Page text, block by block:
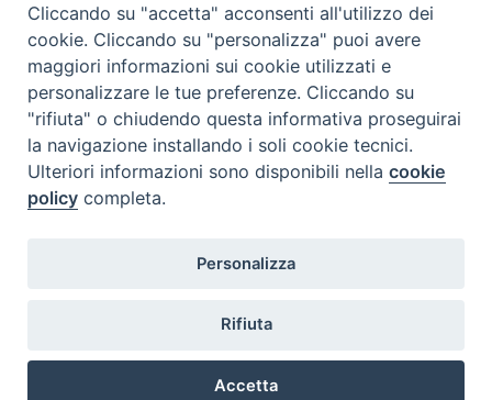
Cliccando su "accetta" acconsenti all'utilizzo dei
cookie. Cliccando su "personalizza" puoi avere
maggiori informazioni sui cookie utilizzati e
personalizzare le tue preferenze. Cliccando su
"rifiuta" o chiudendo questa informativa proseguirai
la navigazione installando i soli cookie tecnici.
Ulteriori informazioni sono disponibili nellacookie
policy completa.
Personalizza
Rifiuta
Accetta